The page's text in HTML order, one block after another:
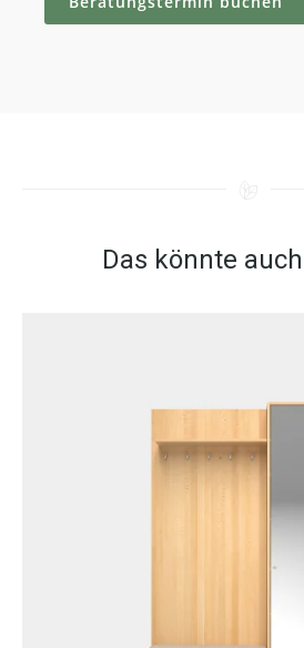
Das könnte